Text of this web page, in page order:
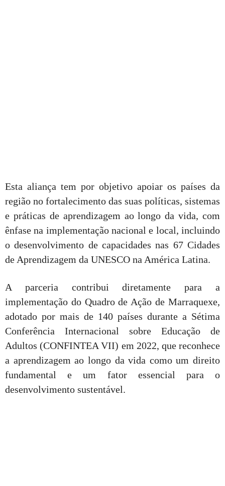
Esta aliança tem por objetivo apoiar os países da
região no fortalecimento das suas políticas, sistemas
e práticas de aprendizagem ao longo da vida, com
ênfase na implementação nacional e local, incluindo
o desenvolvimento de capacidades nas 67 Cidades
de Aprendizagem da UNESCO na América Latina.
A parceria contribui diretamente para a
implementação do Quadro de Ação de Marraquexe,
adotado por mais de 140 países durante a Sétima
Conferência Internacional sobre Educação de
Adultos (CONFINTEA VII) em 2022, que reconhece
a aprendizagem ao longo da vida como um direito
fundamental e um fator essencial para o
desenvolvimento sustentável.